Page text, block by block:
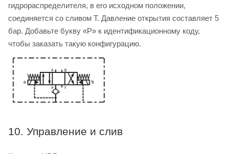
гидрораспределителя, в его исходном положении,
соединяется со сливом T. Давление открытия составляет 5
бар. Добавьте букву «P» к идентификационному коду,
чтобы заказать такую конфигурацию.
10. Управление и слив